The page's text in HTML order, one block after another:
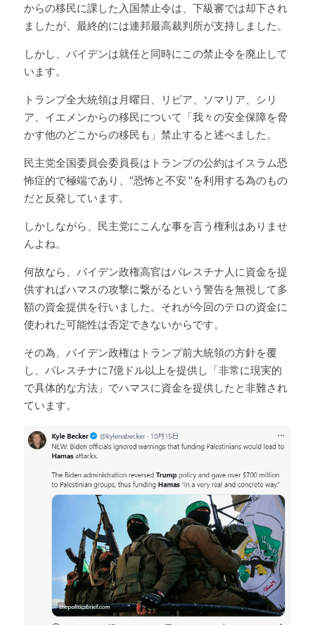
からの移民に課した入国禁止令は、下級審では却下され
ましたが、最終的には連邦最高裁判所が支持しました。
しかし、バイデンは就任と同時にこの禁止令を廃止して
います。
トランプ全大統領は月曜日、リビア、ソマリア、シリ
ア、イエメンからの移民について「我々の安全保障を脅
かす他のどこからの移民も」禁止すると述べました。
民主党全国委員会委員長はトランプの公約はイスラム恐
怖症的で極端であり、"恐怖と不安 "を利用する為のもの
だと反発しています。
しかしながら、民主党にこんな事を言う権利はありませ
んよね。
何故なら、バイデン政権高官はパレスチナ人に資金を提
供すればハマスの攻撃に繋がるという警告を無視して多
額の資金提供を行いました。それが今回のテロの資金に
使われた可能性は否定できないからです。
その為、バイデン政権はトランプ前大統領の方針を覆
し、パレスチナに7億ドル以上を提供し「非常に現実的
で具体的な方法」でハマスに資金を提供したと非難され
ています。